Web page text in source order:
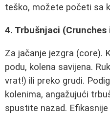
teško, možete početi sa
4. Trbušnjaci
Za jačanje jezgra (core).
podu, kolena savijena.
vrat!) ili preko grudi.
kolenima, angažujući
spustite nazad.